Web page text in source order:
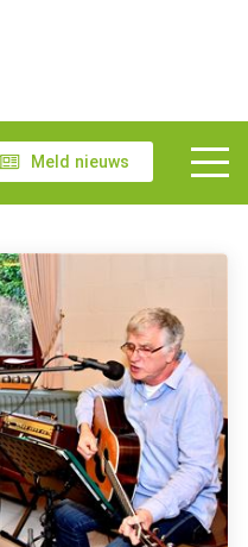
Meld nieuws